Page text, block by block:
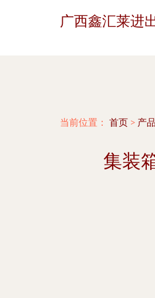
广西鑫汇莱进
当前位置： 首页 > 产
集装